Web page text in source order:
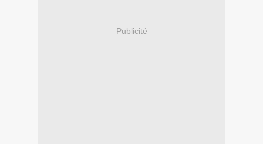
Publicité